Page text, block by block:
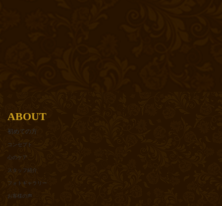
ABOUT
初めての方
コンセプト
心のケア
スタッフ紹介
フォトギャラリー
お客様の声